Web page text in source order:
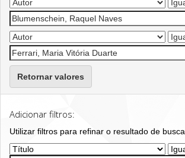
Retornar valores
Adicionar filtros:
Utilizar filtros para refinar o resultado de busca.